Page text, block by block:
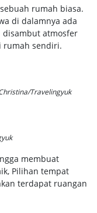
rumah biasa.
di dalamnya ada
disambut atmosfer
rumah sendiri.
Travelingyuk
membuat
Pilihan tempat
terdapat ruangan